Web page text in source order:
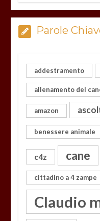
Parole
addestramento
allenamento del
amazon
benessere animale
c4z cane
cittadino a 4 zampe
Claudio